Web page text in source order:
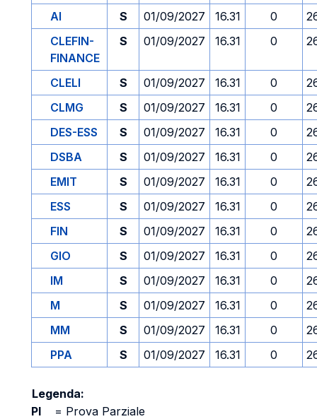
AI
S 01/09/2027 16.31 0
CLEFIN-
FINANCE
S 01/09/2027 16.31 0
CLELI S 01/09/2027 16.31 0
CLMG
S 01/09/2027 16.31 0
DES-ESS
S 01/09/2027 16.31 0
DSBA
S 01/09/2027 16.31 0
EMIT
S 01/09/2027 16.31 0
ESS
S 01/09/2027 16.31 0
FIN
S 01/09/2027 16.31 0
GIO
S 01/09/2027 16.31 0
IM
S 01/09/2027 16.31 0
M
S 01/09/2027 16.31 0
MM
S 01/09/2027 16.31 0
PPA
S 01/09/2027 16.31 0
Legenda:
PI
= Prova Parziale